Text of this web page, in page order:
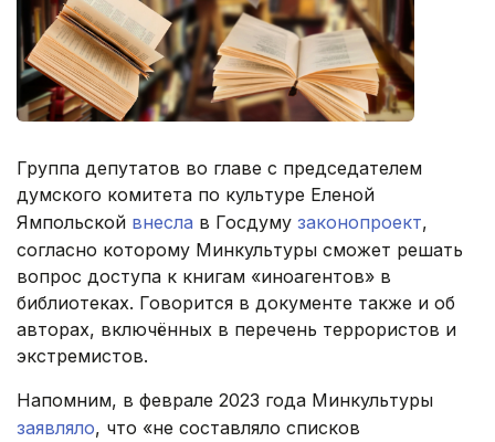
Группа депутатов во главе с председателем
думского комитета по культуре Еленой
Ямпольской внесла в Госдуму законопроект,
согласно которому Минкультуры сможет решать
вопрос доступа к книгам «иноагентов» в
библиотеках. Говорится в документе также и об
авторах, включённых в перечень террористов и
экстремистов.
Напомним, в феврале 2023 года Минкультуры
заявляло, что «не составляло списков